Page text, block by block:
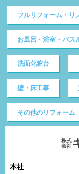
フルリフォーム・リ
お風呂・浴室・バス
洗面化粧台
壁・床工事
その他のリフォーム
本社